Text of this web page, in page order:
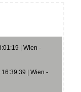
| Wien -
| Wien -